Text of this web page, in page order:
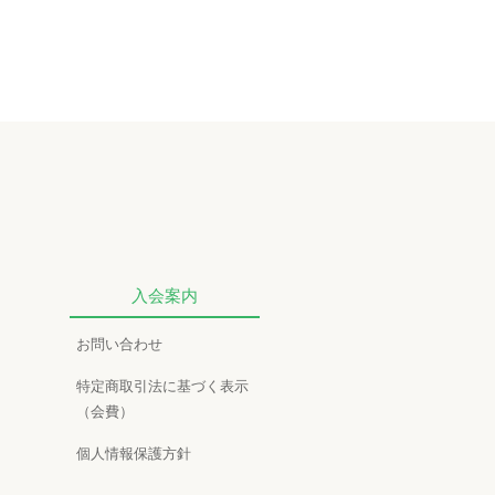
入会案内
お問い合わせ
特定商取引法に基づく表示
（会費）
個人情報保護方針